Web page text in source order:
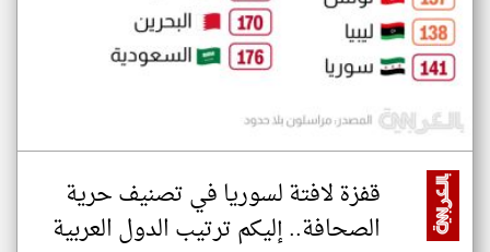
قفزة لافتة لسوريا في تصنيف حرية
الصحافة.. إليكم ترتيب الدول العربية